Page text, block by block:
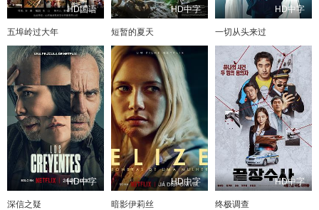
HD国语
五埠岭过大年
HD中字
短暂的夏天
HD中字
一切从头来过
HD中字
深信之疑
HD中字
暗影伊莉丝
HD中字
终极调查